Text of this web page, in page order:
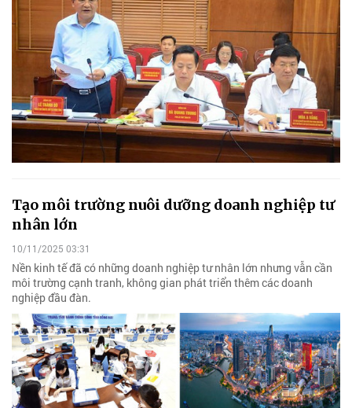
Tạo môi trường nuôi dưỡng doanh nghiệp tư
nhân lớn
10/11/2025 03:31
Nền kinh tế đã có những doanh nghiệp tư nhân lớn nhưng vẫn cần
môi trường cạnh tranh, không gian phát triển thêm các doanh
nghiệp đầu đàn.